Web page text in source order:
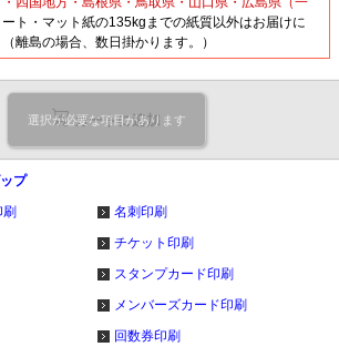
ト・マット紙の135kgまでの紙質以外はお届けに
離島の場合、数日掛かります。）
カートに追加
選択が必要な項目があります
プ
刷
名刺印刷
チケット印刷
スタンプカード印刷
メンバーズカード印刷
回数券印刷